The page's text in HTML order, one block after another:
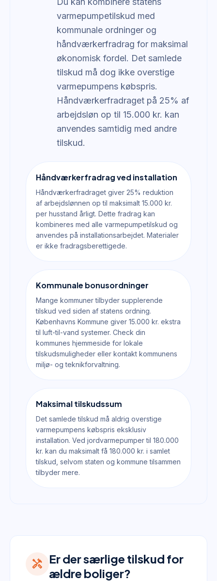
varmepumpetilskud med
kommunale ordninger og
håndværkerfradrag for maksimal
økonomisk fordel. Det samlede
tilskud må dog ikke overstige
varmepumpens købspris.
Håndværkerfradraget på 25% af
arbejdsløn op til 15.000 kr. kan
anvendes samtidig med andre
tilskud.
Håndværkerfradrag ved installation
Håndværkerfradraget giver 25% reduktion
af arbejdslønnen op til maksimalt 15.000 kr.
per husstand årligt. Dette fradrag kan
kombineres med alle varmepumpetilskud og
anvendes på installationsarbejdet. Materialer
er ikke fradragsberettigede.
Kommunale bonusordninger
Mange kommuner tilbyder supplerende
tilskud ved siden af statens ordning.
Københavns Kommune giver 15.000 kr. ekstra
til luft-til-vand systemer. Check din
kommunes hjemmeside for lokale
tilskudsmuligheder eller kontakt kommunens
miljø- og teknikforvaltning.
Maksimal tilskudssum
Det samlede tilskud må aldrig overstige
varmepumpens købspris eksklusiv
installation. Ved jordvarmepumper til 180.000
kr. kan du maksimalt få 180.000 kr. i samlet
tilskud, selvom staten og kommune tilsammen
tilbyder mere.
handyman Er der særlige tilskud for
ældre boliger?